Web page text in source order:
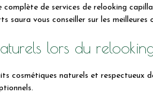
de services de relooking
saura vous conseiller sur les
lors du
cosmétiques naturels et